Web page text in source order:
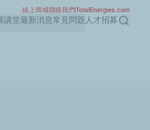
講堂最新消息常見問題人才招募 Search
線上商城聯絡我們 TotalEnergies.com